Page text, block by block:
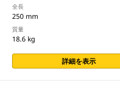
全長
250 mm
質量
18.6 kg
詳細を表示